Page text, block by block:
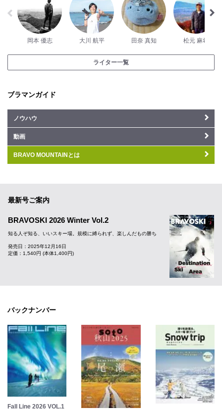
岡本 優志 大川 航平 田奈 真知 松元 麻希
ライター一覧
ブラマンガイド
ノウハウ
動画
BRAVO MOUNTAINとは
最新号ご案内
BRAVOSKI 2026 Winter Vol.2
知る人ぞ知る、いいスキー場。規模に縛られず、楽しんだもの勝ち
発売日：2025年12月16日
定価：1,540円 (本体1,400円)
バックナンバー
Fall Line 2026 VOL.1